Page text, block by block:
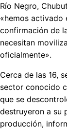
Río Negro,
«hemos activado
confirmación de
necesitan
oficialmente».
Cerca de las 16,
sector conocido
que se
destruyeron a su
producción,